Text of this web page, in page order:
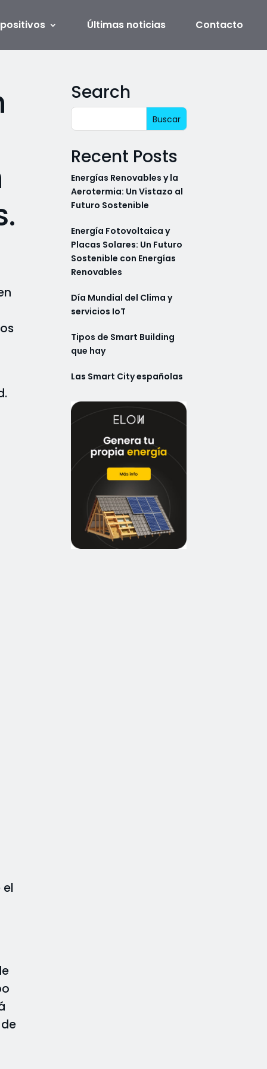
Últimas noticias Contacto
el
Search
Recent Posts
Energías Renovables y la
Aerotermia: Un Vistazo al
Futuro Sostenible
Energía Fotovoltaica y
Placas Solares: Un Futuro
Sostenible con Energías
Renovables
Día Mundial del Clima y
servicios IoT
Tipos de Smart Building
que hay
Las Smart City españolas